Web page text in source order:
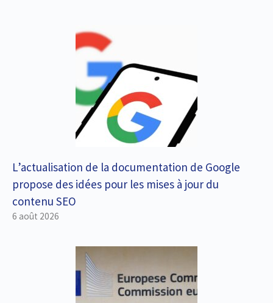
L’actualisation de la documentation de Google
propose des idées pour les mises à jour du
contenu SEO
6 août 2026